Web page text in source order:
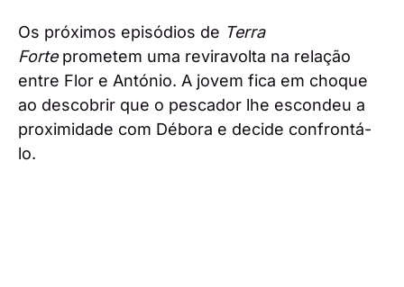
Os próximos episódios de Terra
Forteprometem uma reviravolta na relação
entre Flor e António. A jovem fica em choque
ao descobrir que o pescador lhe escondeu a
proximidade com Débora e decide confrontá-
lo.